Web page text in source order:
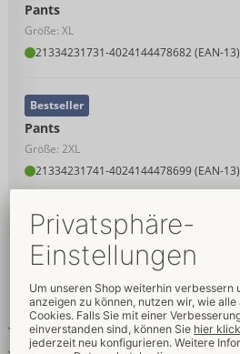
Pants
Größe: XL
21334231731-4024144478682 (EAN-13)
Pants
Größe: 2XL
21334231741-4024144478699 (EAN-13)
Bestseller
Details
Betonende Mattlook-Pants